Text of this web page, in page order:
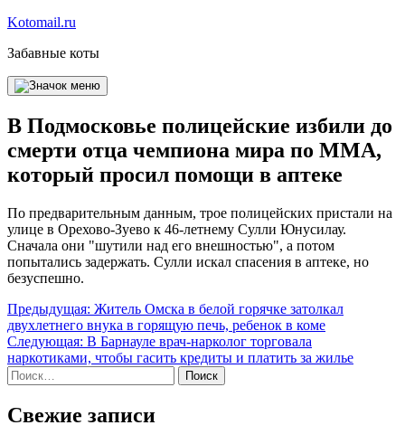
Перейти
содержимому
Kotomail.ru
Забавные коты
В Подмосковье полицейские избили до
смерти отца чемпиона мира по ММА,
который просил помощи в аптеке
По предварительным данным, трое полицейских пристали на
улице в Орехово-Зуево к 46-летнему Сулли Юнусилау.
Сначала они "шутили над его внешностью", а потом
попытались задержать. Сулли искал спасения в аптеке, но
безуспешно.
Навигация
по
записям
Предыдущая: Житель Омска в белой горячке затолкал
двухлетнего внука в горящую печь, ребенок в коме
Следующая: В Барнауле врач-нарколог торговала
наркотиками, чтобы гасить кредиты и платить за жилье
Найти:
Свежие записи